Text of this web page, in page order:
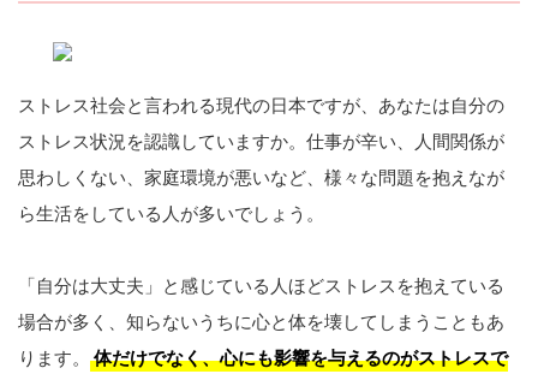
ストレス社会と言われる現代の日本ですが、あなたは自分の
ストレス状況を認識していますか。仕事が辛い、人間関係が
思わしくない、家庭環境が悪いなど、様々な問題を抱えなが
ら生活をしている人が多いでしょう。
「自分は大丈夫」と感じている人ほどストレスを抱えている
場合が多く、知らないうちに心と体を壊してしまうこともあ
ります。
体だけでなく、心にも影響を与えるのがストレスで